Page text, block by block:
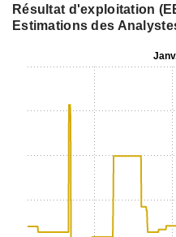
Résultat d'exploitation
Estimations des